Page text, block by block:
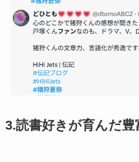
3.読書好きが育んだ豊